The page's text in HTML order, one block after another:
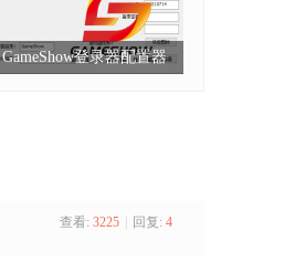
GameShow登录器配置器
查看: 3225 回复: 4